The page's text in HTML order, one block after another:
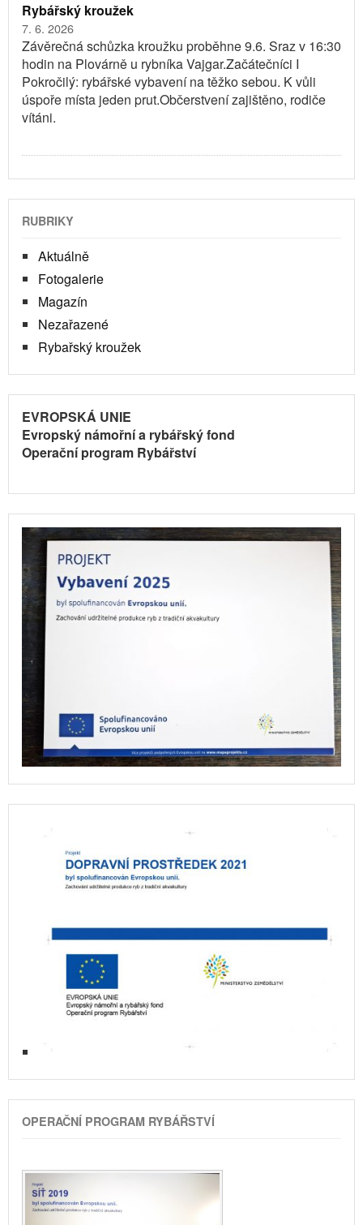
Rybářský kroužek
7. 6. 2026
Závěrečná schůzka kroužku proběhne 9.6. Sraz v 16:30
hodin na Plovárně u rybníka Vajgar.Začátečníci I
Pokročilý: rybářské vybavení na těžko sebou. K vůli
úspoře místa jeden prut.Občerstvení zajištěno, rodiče
vítáni.
RUBRIKY
Aktuálně
Fotogalerie
Magazín
Nezařazené
Rybařský kroužek
EVROPSKÁ UNIE
Evropský námořní a rybářský fond
Operační program Rybářství
OPERAČNÍ PROGRAM RYBÁŘSTVÍ